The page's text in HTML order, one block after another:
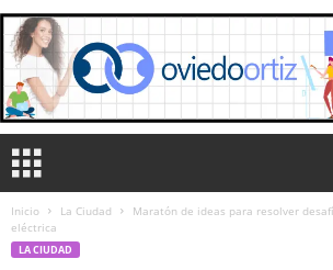
Inicio La Ciudad
Maratón de ideas para resolver
eléctrica
LA CIUDAD